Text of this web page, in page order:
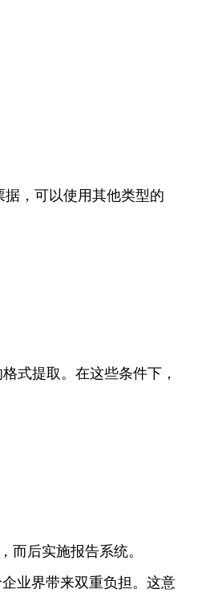
，可以使用其他类型的
式提取。在这些条件下，
后实施报告系统。
业界带来双重负担。这意